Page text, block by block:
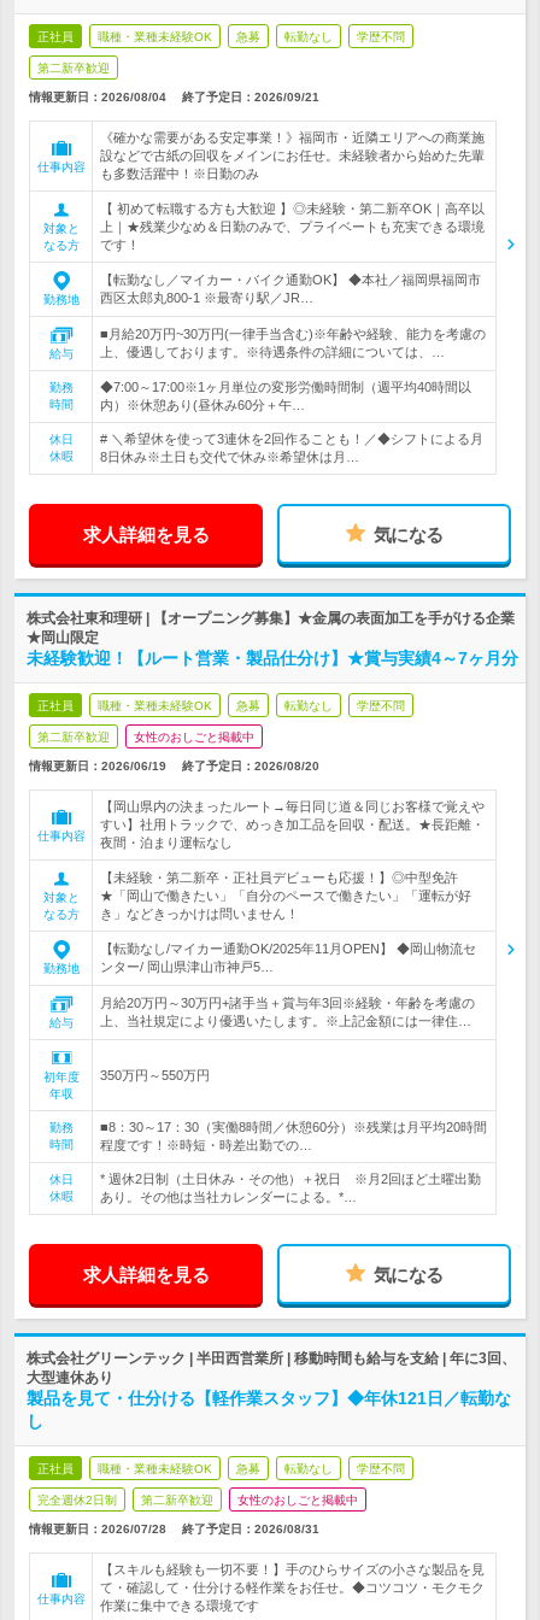
正社員 職種・業種未経験OK 急募 転勤なし 学歴不問
第二新卒歓迎
情報更新日：2026/08/04 終了予定日： 2026/09/21
仕事内容
《確かな需要がある安定事業！》福岡市・近隣エリアへの商業施
設などで古紙の回収をメインにお任せ。未経験者から始めた先輩
も多数活躍中！※日勤のみ
対象と
なる方
【 初めて転職する方も大歓迎 】◎未経験・第二新卒OK｜高卒以
上｜★残業少なめ＆日勤のみで、プライベートも充実できる環境
です！
勤務地
【転勤なし／マイカー・バイク通勤OK】 ◆本社／福岡県福岡市
西区太郎丸800-1 ※最寄り駅／JR…
給与
■月給20万円~30万円(一律手当含む)※年齢や経験、能力を考慮の
上、優遇しております。※待遇条件の詳細については、…
勤務
時間
◆7:00～17:00※1ヶ月単位の変形労働時間制（週平均40時間以
内）※休憩あり(昼休み60分＋午…
休日
休暇
# ＼希望休を使って3連休を2回作ることも！／◆シフトによる月
8日休み※土日も交代で休み※希望休は月…
求人詳細を見る 気になる
株式会社東和理研 | 【オープニング募集】★金属の表面加工を手がける企業
★岡山限定
未経験歓迎！【ルート営業・製品仕分け】★賞与実績4～7ヶ月分
正社員 職種・業種未経験OK 急募 転勤なし 学歴不問
第二新卒歓迎 女性のおしごと掲載中
情報更新日：2026/06/19 終了予定日： 2026/08/20
仕事内容
【岡山県内の決まったルート→毎日同じ道＆同じお客様で覚えや
すい】社用トラックで、めっき加工品を回収・配送。★長距離・
夜間・泊まり運転なし
対象と
なる方
【未経験・第二新卒・正社員デビューも応援！】◎中型免許
★「岡山で働きたい」「自分のペースで働きたい」「運転が好
き」などきっかけは問いません！
勤務地
【転勤なし/マイカー通勤OK/2025年11月OPEN】 ◆岡山物流セ
ンター/ 岡山県津山市神戸5…
給与
月給20万円～30万円+諸手当＋賞与年3回※経験・年齢を考慮の
上、当社規定により優遇いたします。※上記金額には一律住…
初年度
年収
350万円～550万円
勤務
時間
■8：30～17：30（実働8時間／休憩60分）※残業は月平均20時間
程度です！※時短・時差出勤での…
休日
休暇
* 週休2日制（土日休み・その他）＋祝日 ※月2回ほど土曜出勤
あり。その他は当社カレンダーによる。*…
求人詳細を見る 気になる
株式会社グリーンテック | 半田西営業所 | 移動時間も給与を支給 | 年に3回、
大型連休あり
製品を見て・仕分ける【軽作業スタッフ】◆年休121日／転勤な
し
正社員 職種・業種未経験OK 急募 転勤なし 学歴不問
完全週休2日制 第二新卒歓迎 女性のおしごと掲載中
情報更新日：2026/07/28 終了予定日： 2026/08/31
仕事内容
【スキルも経験も一切不要！】手のひらサイズの小さな製品を見
て・確認して・仕分ける軽作業をお任せ。◆コツコツ・モクモク
作業に集中できる環境です